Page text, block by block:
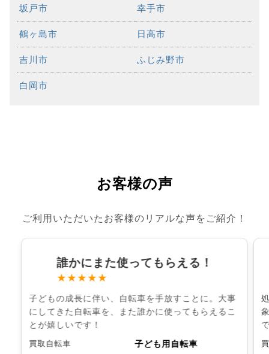
坂戸市 幸手市
鶴ヶ島市 日高市
吉川市 ふじみ野市
白岡市
お客様の声
ご利用いただいたお客様のリアルな声をご紹介！
誰かにまた使ってもらえる！
★★★★★
子どもの成長に伴い、自転車を手放すことに。大事
にしてきた自転車を、また誰かに使ってもらえるこ
とが嬉しいです！
買取自転車 子ども用自転車